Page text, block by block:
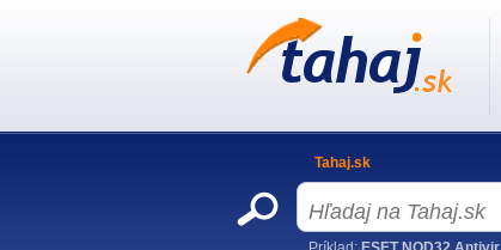
Tahaj.sk